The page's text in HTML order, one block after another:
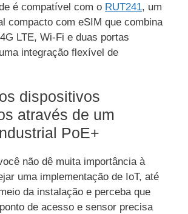
é compatível com o RUT241, um
compacto com eSIM que combina
LTE, Wi-Fi e duas portas
integração flexível de
dispositivos
através de um
PoE+
não dê muita importância à
uma implementação de IoT, até
da instalação e perceba que
de acesso e sensor precisa